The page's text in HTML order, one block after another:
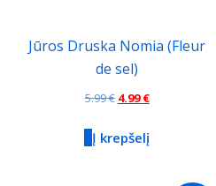
Jūros Druska Nomia (Fleur
de sel)
5.99€ Original
was:
4.99€Current
is:
Į krepšelį